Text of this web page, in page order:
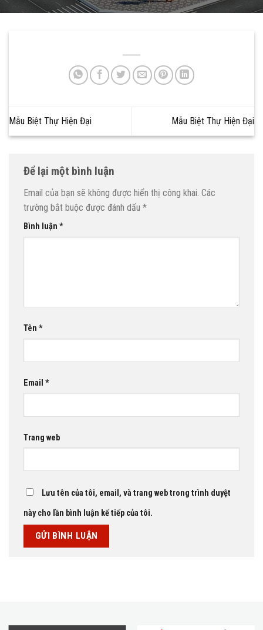
Mẫu Biệt Thự Hiện Đại Mẫu Biệt Thự Hiện Đại
Để lại một bình luận
Email của bạn sẽ không được hiển thị công khai. Các
trường bắt buộc được đánh dấu *
Bình luận *
Tên *
Email *
Trang web
Lưu tên của tôi, email, và trang web trong trình duyệt
này cho lần bình luận kế tiếp của tôi.